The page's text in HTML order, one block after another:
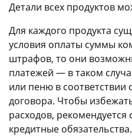
Детали всех продуктов
Для каждого продукта
условия оплаты суммы
штрафов, то они
платежей — в таком
или пеню в соответствии
договора. Чтобы
расходов,
кредитные обязательства.